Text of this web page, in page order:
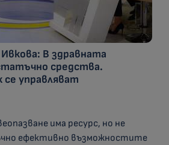
В здравната
средства.
управляват
има ресурс, но не
ефективно възможностите